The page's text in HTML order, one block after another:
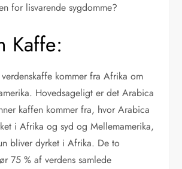
for lisvarende sygdomme?
Kaffe:
kommer fra Afrika om
Hovedsageligt er det Arabica
kaffen kommer fra, hvor Arabica
i Afrika og syd og Mellemamerika,
bliver dyrket i Afrika. De to
75 % af verdens samlede